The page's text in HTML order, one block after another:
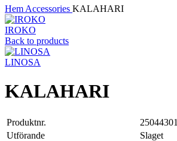
Hem Accessories KALAHARI
IROKO
Back to products
LINOSA
KALAHARI
Produktnr.
25044301
Utförande
Slaget